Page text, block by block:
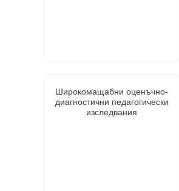
Широкомащабни оценъчно-
диагностични педагогически
изследвания